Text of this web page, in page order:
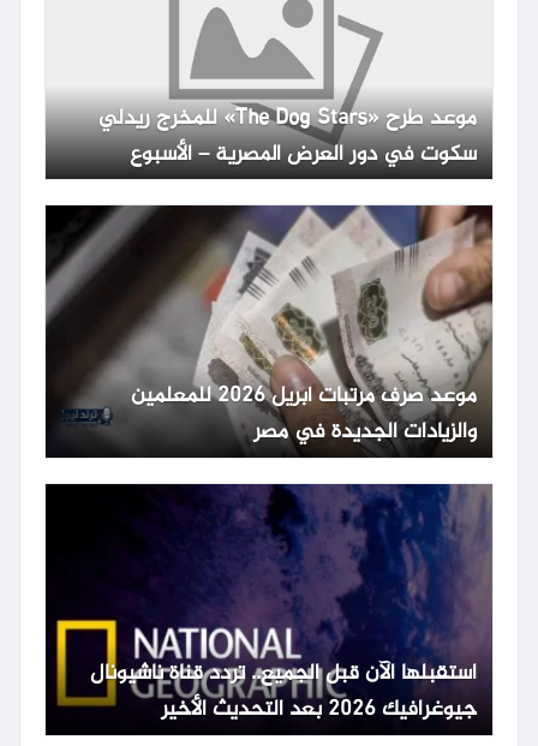
موعد طرح «The Dog Stars» للمخرج ريدلي
سكوت في دور العرض المصرية – الأسبوع
موعد صرف مرتبات أبريل 2026 للمعلمين
والزيادات الجديدة في مصر
استقبلها الآن قبل الجميع.. تردد قناة ناشيونال
جيوغرافيك 2026 بعد التحديث الأخير